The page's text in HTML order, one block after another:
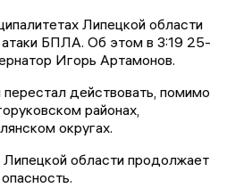
Липецкой области
БПЛА. Об этом в 3:19 25-
Игорь Артамонов.
действовать, помимо
районах,
округах.
области продолжает